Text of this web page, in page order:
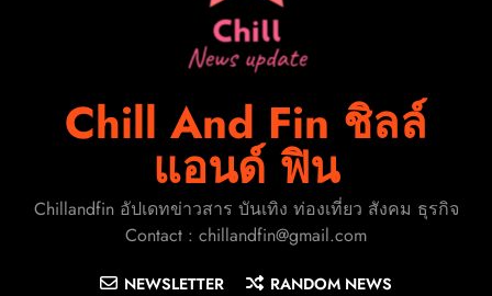
FLO เกิร์ลกรุ๊ป R&B สุดแซ่บแห่งยุค ส่งอัลบั้มชุดที่ 2
THERAPY AT THE CLUB พร้อมปล่อยเอ็มวี “Cry Ugly”
โดนใจแฟนคลับ ก่อนบินมาเจอแฟนไทย 29 สิงหาคม
ปักหมุดวันหยุดนี้! ออกไปสร้างช่วงเวลาพิเศษกับ
ครอบครัว สร้างความทรงจำดีๆไปกับออนิกซ์ฮอสพิ
Chill And Fin ชิลล์
แอนด์ ฟิน
Chillandfin อัปเดทข่าวสาร บันเทิง ท่องเที่ยว สังคม ธุรกิจ
Contact : chillandfin@gmail.com
NEWSLETTER RANDOM NEWS